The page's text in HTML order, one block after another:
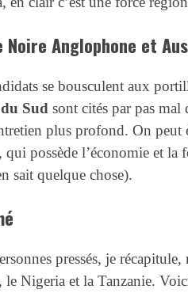
Noire Anglophone et
se bousculent aux
Sud sont cités par pas mal
plus profond. On peut
, qui possède l’économie et
sait quelque chose).
pressés, je
le Nigeria et la Tanzanie.